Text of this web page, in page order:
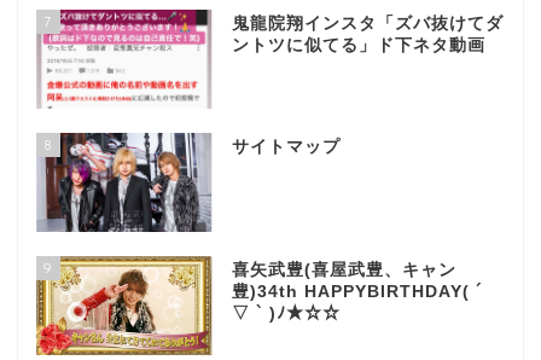
7
鬼龍院翔インスタ「ズバ抜けてダ
ントツに似てる」ド下ネタ動画
8 サイトマップ
9
喜矢武豊(喜屋武豊、キャン
豊)34th HAPPYBIRTHDAY( ´
▽ ` )ﾉ★☆☆